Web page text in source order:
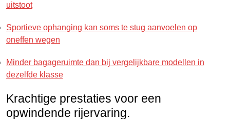
uitstoot
Sportieve ophanging kan soms te stug aanvoelen op
oneffen wegen
Minder bagageruimte dan bij vergelijkbare modellen in
dezelfde klasse
Krachtige prestaties voor een
opwindende rijervaring.